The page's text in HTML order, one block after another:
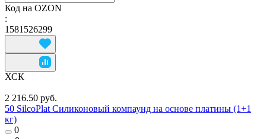
Код на OZON
:
1581526299
ХСК
2 216.50 руб.
50 SilcoPlat Силиконовый компаунд на основе платины (1+1
кг)
0